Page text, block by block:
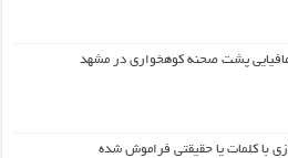
مافیایی پشت صحنه کوهخواری در مشهد
با کلمات یا حقیقتی فراموش شده